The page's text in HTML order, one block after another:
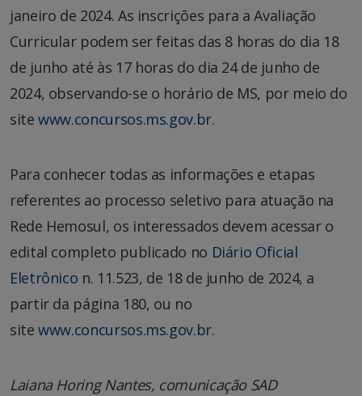
janeiro de 2024. As inscrições para a Avaliação
Curricular podem ser feitas das 8 horas do dia 18
de junho até às 17 horas do dia 24 de junho de
2024, observando-se o horário de MS, por meio do
sitewww.concursos.ms.gov.br.
Para conhecer todas as informações e etapas
referentes ao processo seletivo para atuação na
Rede Hemosul, os interessados devem acessar o
edital completo publicado no Diário Oficial
Eletrônico n. 11.523, de 18 de junho de 2024, a
partir da página 180, ou no
sitewww.concursos.ms.gov.br.
Laiana Horing Nantes, comunicação SAD